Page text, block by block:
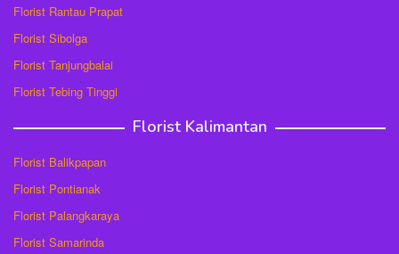
Florist Rantau Prapat
Florist Sibolga
Florist Tanjungbalai
Florist Tebing Tinggi
Florist Kalimantan
Florist Balikpapan
Florist Pontianak
Florist Palangkaraya
Florist Samarinda